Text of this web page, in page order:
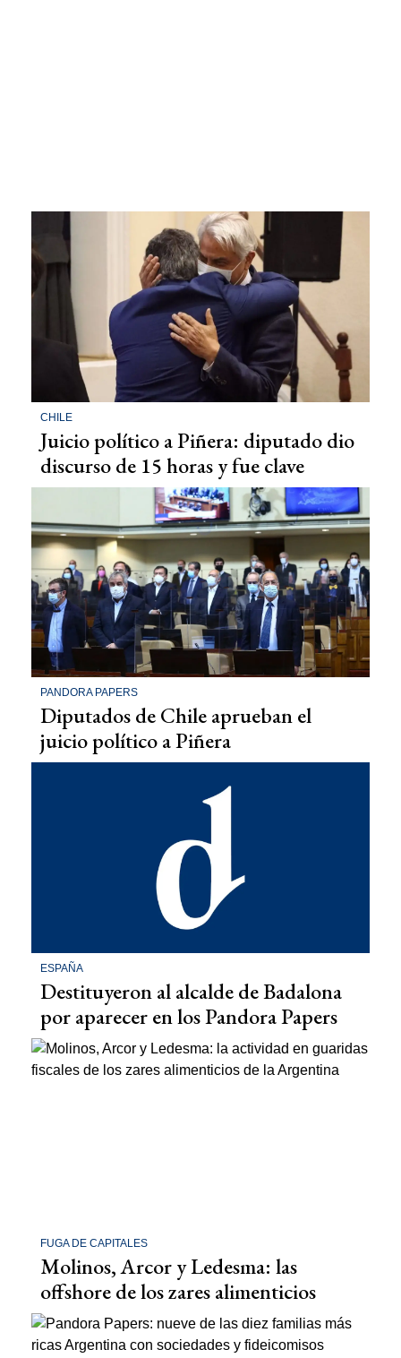
CHILE
Juicio político a Piñera: diputado dio
discurso de 15 horas y fue clave
PANDORA PAPERS
Diputados de Chile aprueban el
juicio político a Piñera
ESPAÑA
Destituyeron al alcalde de Badalona
por aparecer en los Pandora Papers
FUGA DE CAPITALES
Molinos, Arcor y Ledesma: las
offshore de los zares alimenticios